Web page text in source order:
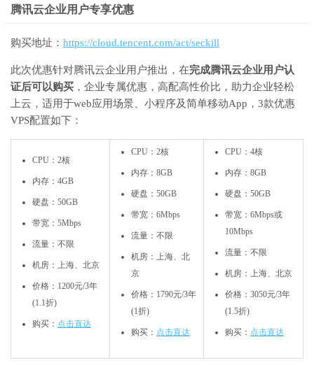
腾讯云企业用户专享优惠
购买地址： https://cloud.tencent.com/act/seckill
此次优惠针对腾讯云企业用户推出，在完成腾讯云企业用户认
证后可以购买 ，企业专属优惠，高配高性价比，助力企业轻松
上云，适用于web应用场景、小程序及简单移动App，3款优惠
VPS配置如下：
CPU：2核
内存：4GB
硬盘：50GB
带宽：5Mbps
流量：不限
机房：上海、北京
价格：1200元/3年
(1.1折)
购买： 点击直达
CPU：2核
内存：8GB
硬盘：50GB
带宽：6Mbps
流量：不限
机房：上海、北
京
价格：1790元/3年
(1折)
购买： 点击直达
CPU：4核
内存：8GB
硬盘：50GB
带宽：6Mbps或
10Mbps
流量：不限
机房：上海、北京
价格：3050元/3年
(1.5折)
购买： 点击直达